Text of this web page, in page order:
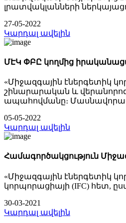
լրատվակլանների
27-05-2022
Կարդալ ավելին
ՄԷԿ ՓԲԸ կողմից
«Միջազգային էներգետիկ
շինարարական և
ապահովմանը։
05-05-2022
Կարդալ ավելին
Համագործակցություն
«Միջազգային էներգետիկ
կորպորացիայի (IFC) հետ,
30-03-2021
Կարդալ ավելին